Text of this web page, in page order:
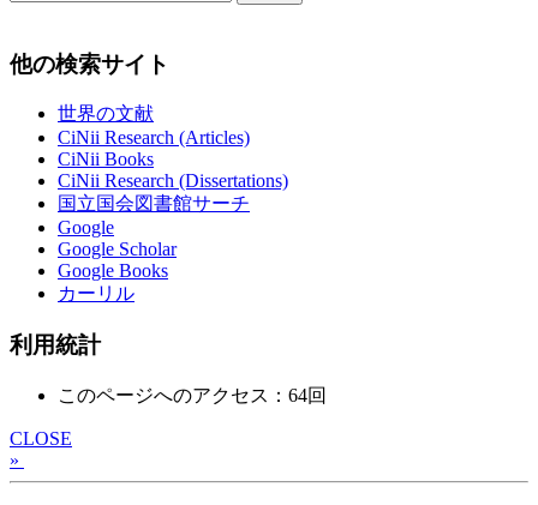
他の検索サイト
世界の文献
CiNii Research (Articles)
CiNii Books
CiNii Research (Dissertations)
国立国会図書館サーチ
Google
Google Scholar
Google Books
カーリル
利用統計
このページへのアクセス：64回
CLOSE
»